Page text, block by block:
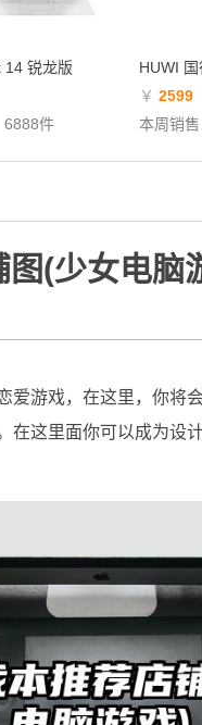
14 锐龙版
6888件
HUWI
￥ 2599
本周销
(少女电脑
爱游戏，在这里，你将
在这里面你可以成为